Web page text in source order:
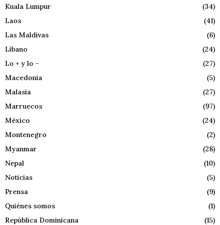
Kuala Lumpur
(34)
Laos
(41)
Las Maldivas
(6)
Líbano
(24)
Lo + y lo –
(27)
Macedonia
(5)
Malasia
(27)
Marruecos
(97)
México
(24)
Montenegro
(2)
Myanmar
(28)
Nepal
(10)
Noticias
(5)
Prensa
(9)
Quiénes somos
(1)
República Dominicana
(15)